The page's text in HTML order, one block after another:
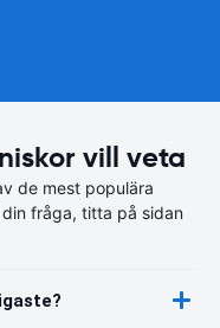
vill veta
de mest populära
fråga, titta på sidan